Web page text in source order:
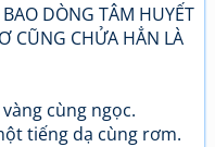
DÒNG TÂM HUYẾT
CŨNG CHỬA HẲN LÀ
cùng ngọc.
tiếng dạ cùng rơm.